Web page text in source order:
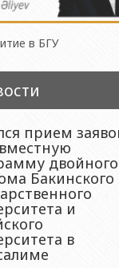
Науки и
Республики
Азербайджанской
Азербайджанской
в БГУ
прием
двойного
Бакинского
и
в